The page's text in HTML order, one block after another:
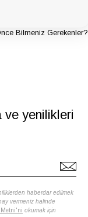
Bilmeniz Gerekenler?
ve yenilikleri
haberdar edilmek
vermeniz halinde
Metni'ni okumak için